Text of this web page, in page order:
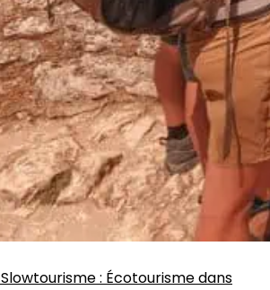
Slowtourisme: Écotourisme dans